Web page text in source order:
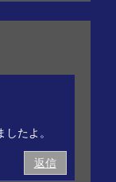
たよ。
返信